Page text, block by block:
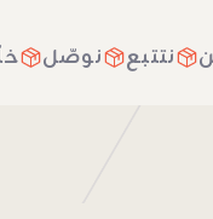
نشحن نتتبع